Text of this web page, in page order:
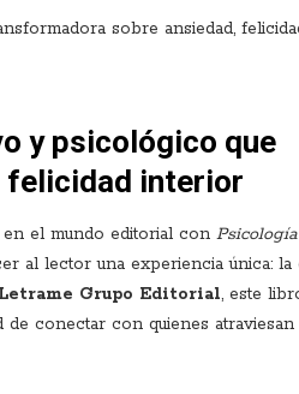
y psicológico que
felicidad interior
en el mundo editorial con
al lector una experiencia única: la
Letrame Grupo Editorial, este
conectar con quienes atraviesan